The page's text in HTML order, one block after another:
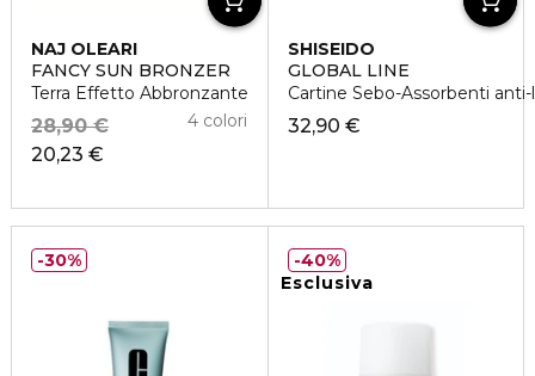
NAJ OLEARI
FANCY SUN BRONZER
Terra Effetto Abbronzante
20,23 €
28,90 € 4 colori
SHISEIDO
GLOBAL LINE
Cartine Sebo-Assorbenti
32,90 €
30%
Esclusiva
40%